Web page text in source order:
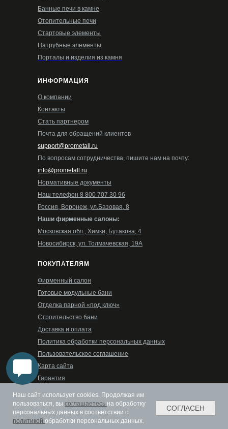
Наш сайт использует cookies. Продолжая им
пользоваться, вы соглашаетесь на обработку
персональных данных в соответствии с
политикой обработки персональных данных.
СОГЛАСЕН
Банные печи в камне
Отопительные печи
Стартовые элементы
Натрубные элементы
Порталы и изделия из камня
ИНФОРМАЦИЯ
О компании
Контакты
Стать партнером
Почта для обращений клиентов
support@prometall.ru
По вопросам сотрудничества, пишите нам на почту:
info@prometall.ru
Нормативные документы
Наш телефон 8 800 707 30 96
Россия, Воронеж, ул.Базовая, 8
Наши фирменные салоны:
Московская обл., Химки, Бутакова, 4
Новосибирск, ул. Толмачевская, 19А
ПОКУПАТЕЛЯМ
Фирменный салон
Готовые модульные бани
Отделка парной «под ключ»
Строительство бани
Доставка и оплата
Политика обработки персональных данных
Пользовательское соглашение
Карта сайта
Гарантия
Пн-Пт: 08:00-17:00
Сб-Вс: выходные дни
РЕЖИМ РАБОТЫ